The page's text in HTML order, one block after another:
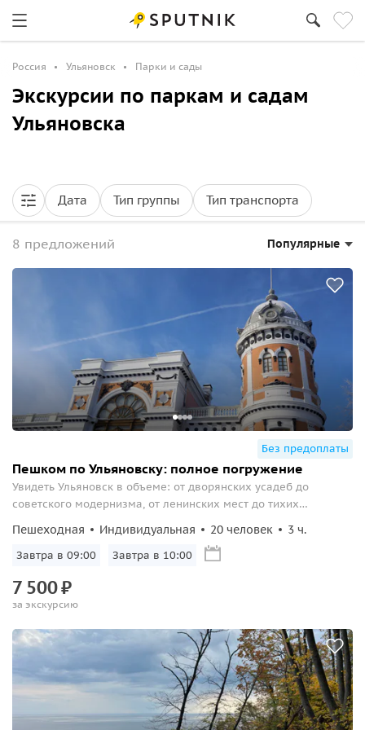
Россия Ульяновск Парки и сады
Экскурсии по паркам и садам
Ульяновска
Дата Тип группы Тип транспорта
8 предложений Популярные
Без предоплаты
Пешком по Ульяновску: полное погружение
Увидеть Ульяновск в объеме: от дворянских усадеб до
советского модернизма, от ленинских мест до тихих
Пешеходная Индивидуальная 20 человек 3 ч.
Завтра в 09:00 Завтра в 10:00
7 500₽
за экскурсию